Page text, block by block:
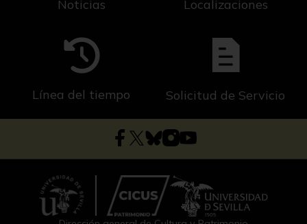
Noticias Localizaciones
Línea del tiempo Solicitud de Servicio